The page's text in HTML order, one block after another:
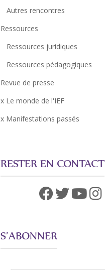
Autres rencontres
Ressources
Ressources juridiques
Ressources pédagogiques
Revue de presse
x Le monde de l'IEF
x Manifestations passés
RESTER EN CONTACT
S’ABONNER